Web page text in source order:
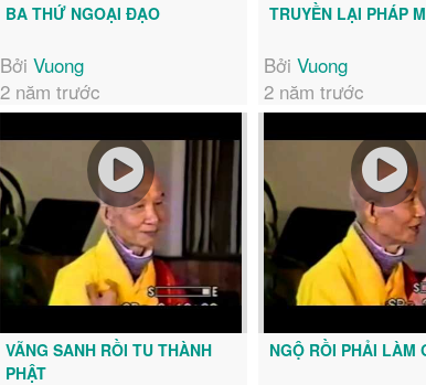
BA THỨ NGOẠI ĐẠO
Bởi Vuong
2 năm trước
TRUYỀN LẠI PHÁP
Bởi Vuong
2 năm trước
VÃNG SANH RỒI TU THÀNH
PHẬT
NGỘ RỒI PHẢI LÀM